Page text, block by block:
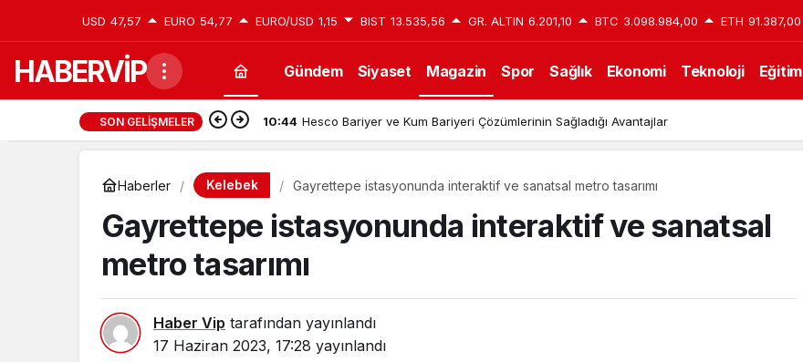
USD 47,57 EURO 54,77 EURO/USD 1,15 BIST 13.535,56 GR. ALTIN 6.201,10 BTC 3.098.984,00 ETH 91.387,00
HABERVİP Gündem Siyaset Magazin Spor Sağlık Ekonomi Teknoloji Eğitim
SON GELIŞMELER 10:44 Hesco Bariyer ve Kum Bariyeri Çözümlerinin Sağladığı Avantajlar
Haberler Kelebek Gayrettepe istasyonunda interaktif ve sanatsal metro tasarımı
Gayrettepe istasyonunda interaktif ve sanatsal
metro tasarımı
Haber Vip tarafından yayınlandı
17 Haziran 2023, 17:28 yayınlandı